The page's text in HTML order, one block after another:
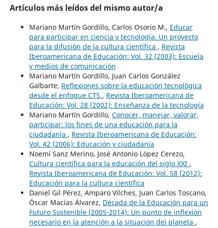
Artículos más leídos del mismo autor/a
Mariano Martín Gordillo, Carlos Osorio M., Educar
para participar en ciencia y tecnología. Un proyecto
para la difusión de la cultura científica , Revista
Iberoamericana de Educación: Vol. 32 (2003): Escuela
y medios de comunicación
Mariano Martín Gordillo, Juan Carlos González
Galbarte, Reflexiones sobre la educación tecnológica
desde el enfoque CTS , Revista Iberoamericana de
Educación: Vol. 28 (2002): Enseñanza de la tecnología
Mariano Martín Gordillo, Conocer, manejar, valorar,
participar: los fines de una educación para la
ciudadanía , Revista Iberoamericana de Educación:
Vol. 42 (2006): Educación y ciudadanía
Noemí Sanz Merino, José Antonio López Cerezo,
Cultura científica para la educación del siglo XXI ,
Revista Iberoamericana de Educación: Vol. 58 (2012):
Educación para la cultura científica
Daniel Gil Pérez, Amparo Vilches, Juan Carlos Toscano,
Óscar Macías Álvarez, Década de la Educación para un
Futuro Sostenible (2005-2014): Un punto de inflexión
necesario en la atención a la situación del planeta ,